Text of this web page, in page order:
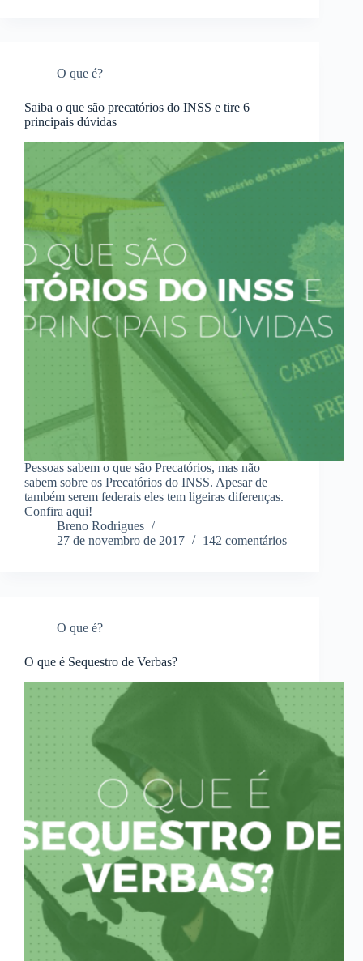
O que é?
Saiba o que são precatórios do INSS e tire 6
principais dúvidas
Pessoas sabem o que são Precatórios, mas não
sabem sobre os Precatórios do INSS. Apesar de
também serem federais eles tem ligeiras diferenças.
Confira aqui!
Breno Rodrigues
27 de novembro de 2017
142 comentários
O que é?
O que é Sequestro de Verbas?